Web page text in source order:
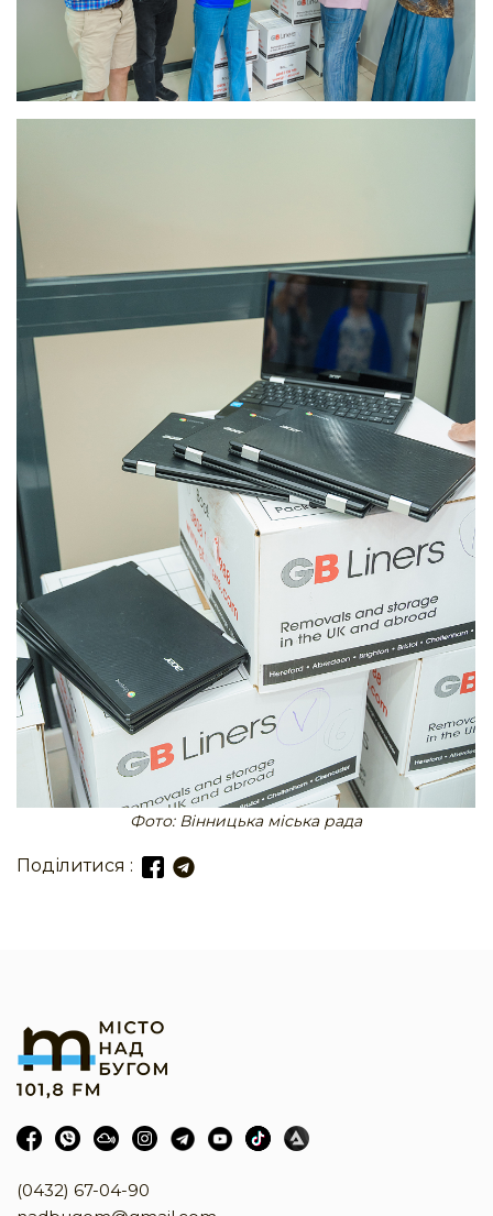
Фото: Вінницька міська рада
Поділитися :
(0432) 67-04-90